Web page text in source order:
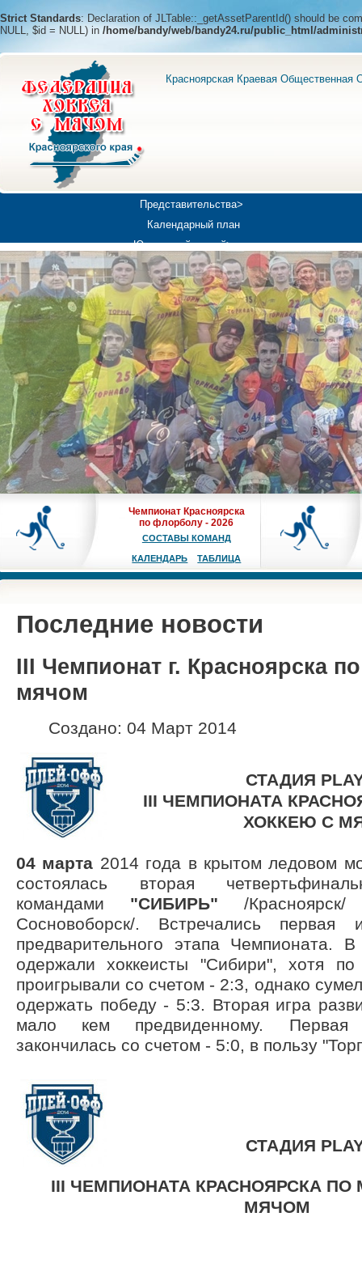
Strict Standards: Declaration of JLTable::_getAssetParentId() should be
NULL, $id = NULL) in /home/bandy/web/bandy24.ru/public_html/
Красноярская Краевая Общественная
Представительства>
Календарный план
Юношеский хоккей>
Универсиада-2019
Медиа>
Чемпионат Красноярска
по флорболу - 2026
СОСТАВЫ КОМАНД
КАЛЕНДАРЬ ТАБЛИЦА
Последние новости
III Чемпионат г. Красноярска
мячом
Создано: 04 Март 2014
СТАДИЯ
III ЧЕМПИОНАТА
ХОККЕЮ С
04 марта 2014 года в крытом ледовом
состоялась вторая
командами "СИБИРЬ"/
Сосновоборск/. Встречались
предварительного этапа Чемпионата.
одержали хоккеисты "Сибири", хотя
проигрывали со счетом - 2:3, однако
одержать победу - 5:3. Вторая игра
мало кем предвиденному. Первая
закончилась со счетом - 5:0, в пользу
СТАДИЯ
III ЧЕМПИОНАТА КРАСНОЯРСКАПО
МЯЧОМ